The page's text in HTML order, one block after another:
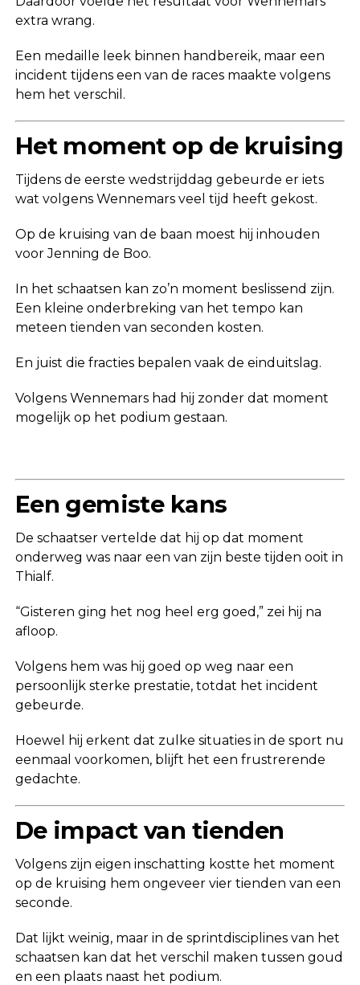
extra wrang.
Een medaille leek binnen handbereik, maar een
incident tijdens een van de races maakte volgens
hem het verschil.
Het moment op de kruising
Tijdens de eerste wedstrijddag gebeurde er iets
wat volgens Wennemars veel tijd heeft gekost.
Op de kruising van de baan moest hij inhouden
voor Jenning de Boo.
In het schaatsen kan zo’n moment beslissend zijn.
Een kleine onderbreking van het tempo kan
meteen tienden van seconden kosten.
En juist die fracties bepalen vaak de einduitslag.
Volgens Wennemars had hij zonder dat moment
mogelijk op het podium gestaan.
Een gemiste kans
De schaatser vertelde dat hij op dat moment
onderweg was naar een van zijn beste tijden ooit in
Thialf.
“Gisteren ging het nog heel erg goed,” zei hij na
afloop.
Volgens hem was hij goed op weg naar een
persoonlijk sterke prestatie, totdat het incident
gebeurde.
Hoewel hij erkent dat zulke situaties in de sport nu
eenmaal voorkomen, blijft het een frustrerende
gedachte.
De impact van tienden
Volgens zijn eigen inschatting kostte het moment
op de kruising hem ongeveer vier tienden van een
seconde.
Dat lijkt weinig, maar in de sprintdisciplines van het
schaatsen kan dat het verschil maken tussen goud
en een plaats naast het podium.